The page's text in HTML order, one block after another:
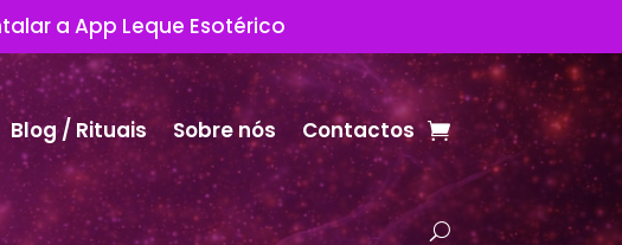
a App Leque Esotérico
Blog / Rituais Sobre nós Contactos